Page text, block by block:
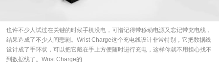
也许不少人试过在关键的时候手机没电，可惜记得带移动电源又忘记带充电线，
结果造成了不少人间悲剧。Wrist Charge这个充电线设计非常特别，它把数据线
设计成了手环状，可以把它戴在手上方便随时进行充电，这样你就不用担心找不
到数据线了。Wrist Charge的